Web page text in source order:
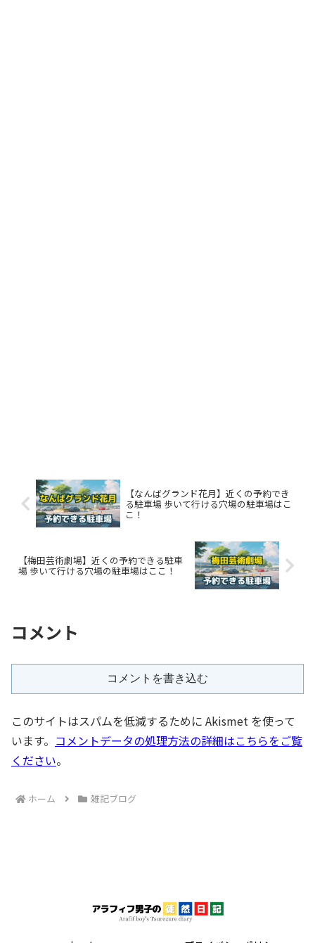
【なんばグランド花月】近くの予約でき
る駐車場 歩いて行ける穴場の駐車場はこ
こ！
【梅田芸術劇場】近くの予約できる駐車
場 歩いて行ける穴場の駐車場はここ！
コメント
コメントを書き込む
このサイトはスパムを低減するために Akismet を使って
います。 コメントデータの処理方法の詳細はこちらをご覧
ください。
ホーム 雑記ブログ